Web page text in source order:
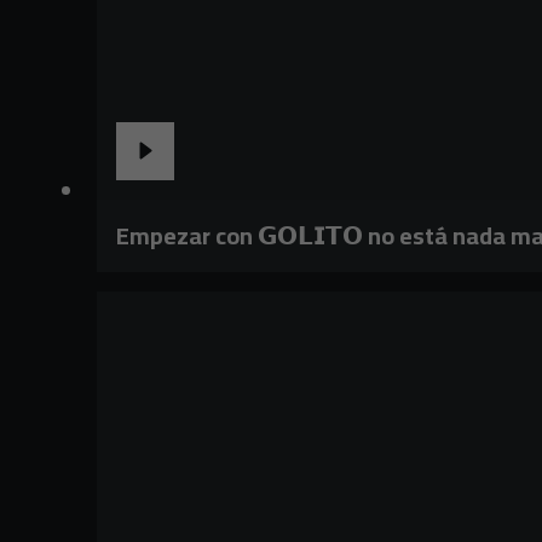
Empezar con 𝗚𝗢𝗟𝗜𝗧𝗢 no está nada